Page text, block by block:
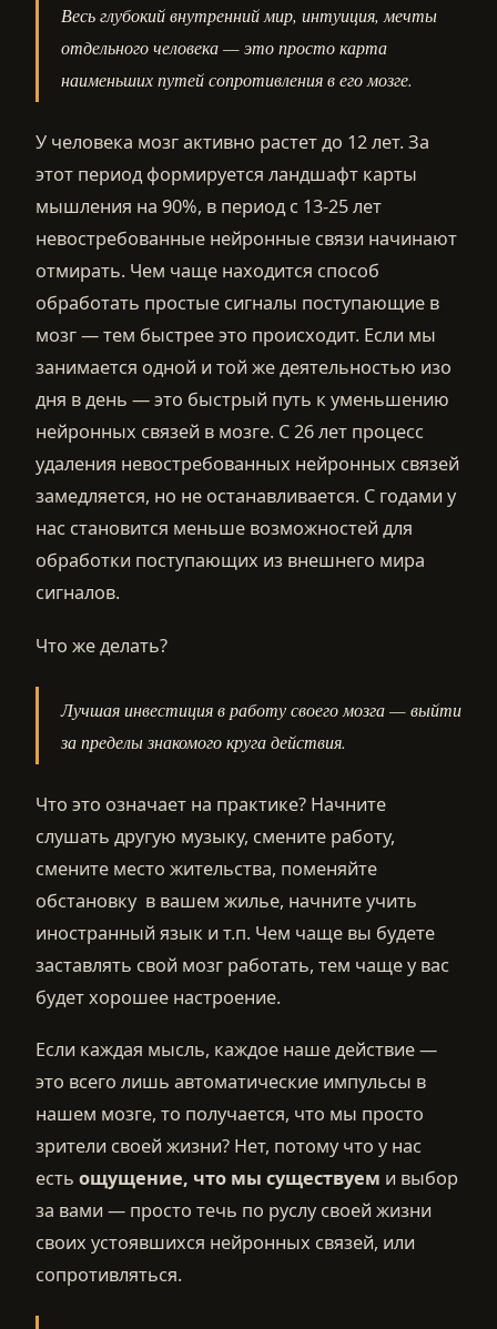
Весь глубокий внутренний мир, интуиция, мечты
отдельного человека — это просто карта
наименьших путей сопротивления в его мозге.
У человека мозг активно растет до 12 лет. За
этот период формируется ландшафт карты
мышления на 90%, в период с 13-25 лет
невостребованные нейронные связи начинают
отмирать. Чем чаще находится способ
обработать простые сигналы поступающие в
мозг — тем быстрее это происходит. Если мы
занимается одной и той же деятельностью изо
дня в день — это быстрый путь к уменьшению
нейронных связей в мозге. С 26 лет процесс
удаления невостребованных нейронных связей
замедляется, но не останавливается. С годами у
нас становится меньше возможностей для
обработки поступающих из внешнего мира
сигналов.
Что же делать?
Лучшая инвестиция в работу своего мозга — выйти
за пределы знакомого круга действия.
Что это означает на практике? Начните
слушать другую музыку, смените работу,
смените место жительства, поменяйте
обстановку в вашем жилье, начните учить
иностранный язык и т.п. Чем чаще вы будете
заставлять свой мозг работать, тем чаще у вас
будет хорошее настроение.
Если каждая мысль, каждое наше действие —
это всего лишь автоматические импульсы в
нашем мозге, то получается, что мы просто
зрители своей жизни? Нет, потому что у нас
есть ощущение, что мы существуем и выбор
за вами — просто течь по руслу своей жизни
своих устоявшихся нейронных связей, или
сопротивляться.